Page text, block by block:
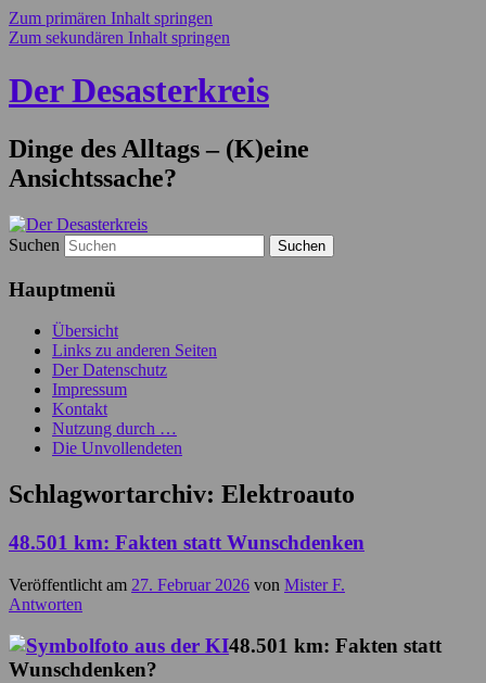
Zum primären Inhalt springen
Zum sekundären Inhalt springen
Der Desasterkreis
Dinge des Alltags – (K)eine
Ansichtssache?
Suchen
Hauptmenü
Übersicht
Links zu anderen Seiten
Der Datenschutz
Impressum
Kontakt
Nutzung durch …
Die Unvollendeten
Schlagwortarchiv: Elektroauto
48.501 km: Fakten statt Wunschdenken
Veröffentlicht am 27. Februar 2026 von Mister F.
Antworten
48.501 km: Fakten statt
Wunschdenken?